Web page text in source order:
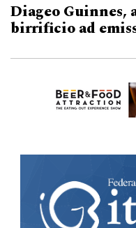
Diageo Guinnes,
birrificio ad